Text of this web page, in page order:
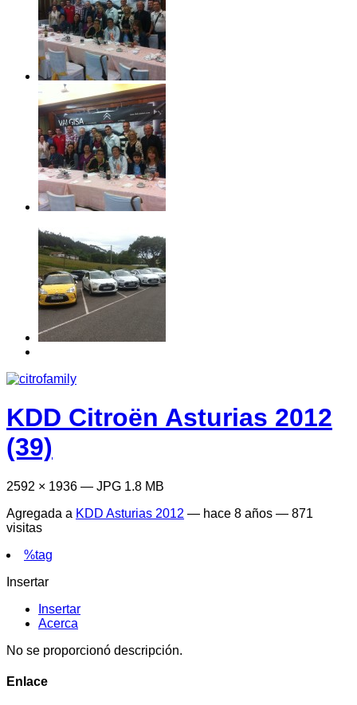
KDD Citroën Asturias 2012
(39)
2592 × 1936 — JPG 1.8 MB
Agregada a KDD Asturias 2012 — hace 8 años — 871
visitas
%tag
Insertar
Insertar
Acerca
No se proporcionó descripción.
Enlace